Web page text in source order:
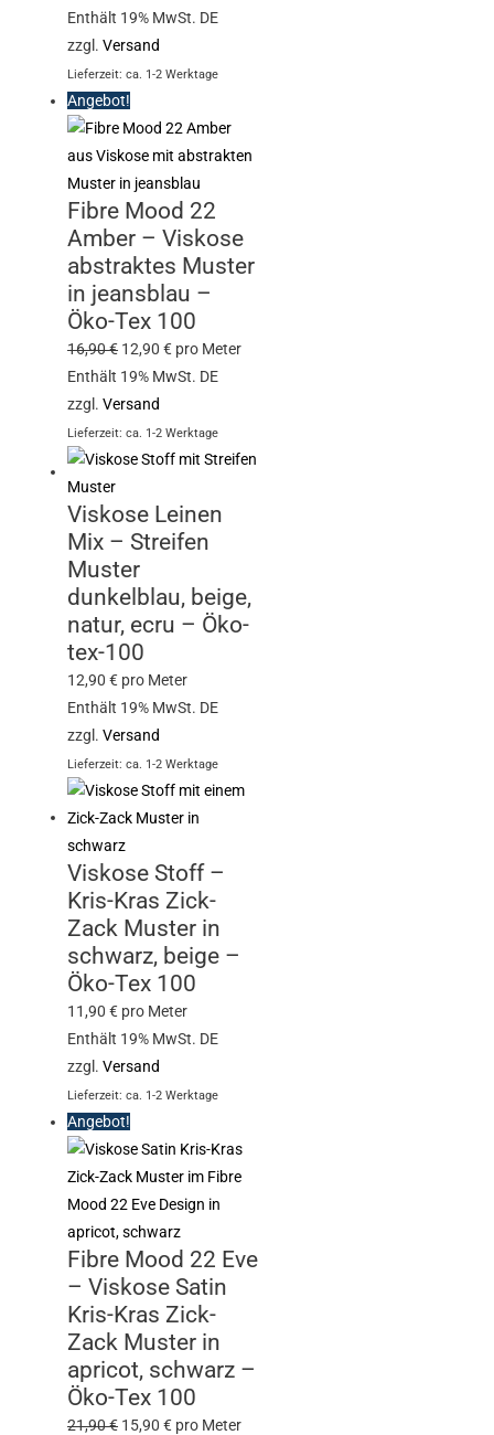
Enthält 19% MwSt. DE
zzgl.Versand
Lieferzeit: ca. 1-2 Werktage
Angebot!
Fibre Mood 22
Amber – Viskose
abstraktes Muster
in jeansblau –
Öko-Tex 100
16,90€ 12,90€ pro Meter
Enthält 19% MwSt. DE
zzgl.Versand
Lieferzeit: ca. 1-2 Werktage
Viskose Leinen
Mix – Streifen
Muster
dunkelblau, beige,
natur, ecru – Öko-
tex-100
12,90€ pro Meter
Enthält 19% MwSt. DE
zzgl.Versand
Lieferzeit: ca. 1-2 Werktage
Viskose Stoff –
Kris-Kras Zick-
Zack Muster in
schwarz, beige –
Öko-Tex 100
11,90€ pro Meter
Enthält 19% MwSt. DE
zzgl.Versand
Lieferzeit: ca. 1-2 Werktage
Angebot!
Fibre Mood 22 Eve
– Viskose Satin
Kris-Kras Zick-
Zack Muster in
apricot, schwarz –
Öko-Tex 100
21,90€ 15,90€ pro Meter